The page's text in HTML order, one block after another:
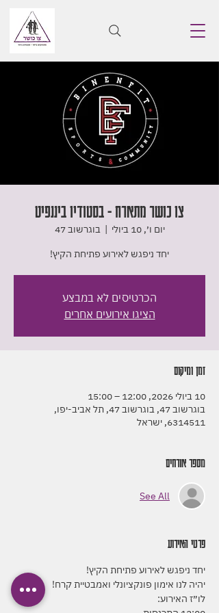
צו כושר מתארח - בסטודיו ביננפיט
יום ו׳, 10 ביולי
  |
בוגרשוב 47
יחד ניפגש לאירוע פתיחת הקיץ!
הכרטיסים לא במבצע
הציגו אירועים אחרים
זמן ומיקום
10 ביולי 2026, 12:00 – 15:00
בוגרשוב 47, בוגרשוב 47, תל אביב-יפו,
6314511, ישראל
מספר אורחים
See All
פרטי האירוע
יחד ניפגש לאירוע פתיחת הקיץ!
יהיה לנו אימון פונקציונלי ואמבטיית קרח!
לו״ז האירוע: